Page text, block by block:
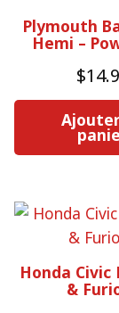
Plymouth
Hemi –
$
Honda Civic
&